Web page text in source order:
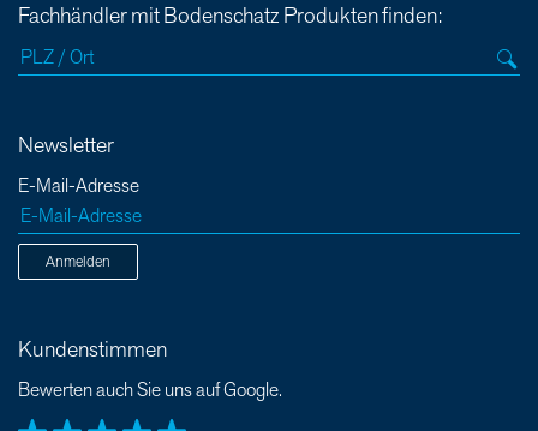
Fachhändler mit Bodenschatz Produkten finden:
Newsletter
E-Mail-Adresse
Anmelden
Kundenstimmen
Bewerten auch Sie uns auf Google.